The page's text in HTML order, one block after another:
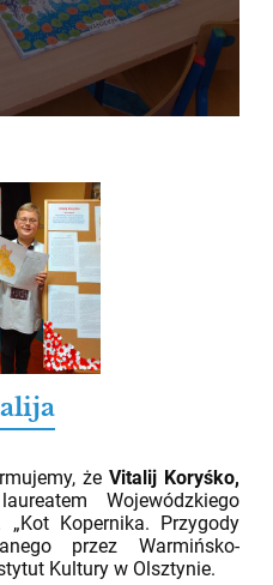
że Vitalij Koryśko,
Wojewódzkiego
Kopernika. Przygody
przez Warmińsko-
Kultury w Olsztynie.